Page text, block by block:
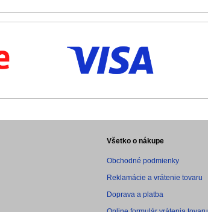
Všetko o nákupe
Obchodné podmienky
Reklamácie a vrátenie tovaru
Doprava a platba